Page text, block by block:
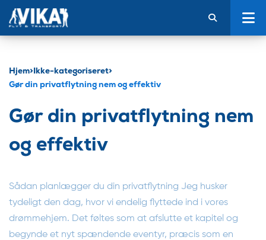
Hjem>Ikke-kategoriseret>
Gør din privatflytning nem og effektiv
Gør din privatflytning nem
og effektiv
Sådan planlægger du din privatflytning Jeg husker
tydeligt den dag, hvor vi endelig flyttede ind i vores
drømmehjem. Det føltes som at afslutte et kapitel og
begynde et nyt spændende eventyr, præcis som en